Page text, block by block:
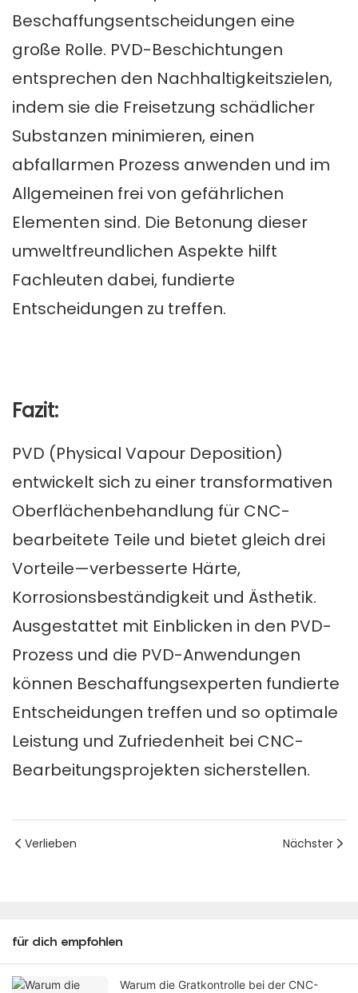
Beschaffungsentscheidungen eine
große Rolle. PVD-Beschichtungen
entsprechen den Nachhaltigkeitszielen,
indem sie die Freisetzung schädlicher
Substanzen minimieren, einen
abfallarmen Prozess anwenden und im
Allgemeinen frei von gefährlichen
Elementen sind. Die Betonung dieser
umweltfreundlichen Aspekte hilft
Fachleuten dabei, fundierte
Entscheidungen zu treffen.
Fazit:
PVD (Physical Vapour Deposition)
entwickelt sich zu einer transformativen
Oberflächenbehandlung für CNC-
bearbeitete Teile und bietet gleich drei
Vorteile—verbesserte Härte,
Korrosionsbeständigkeit und Ästhetik.
Ausgestattet mit Einblicken in den PVD-
Prozess und die PVD-Anwendungen
können Beschaffungsexperten fundierte
Entscheidungen treffen und so optimale
Leistung und Zufriedenheit bei CNC-
Bearbeitungsprojekten sicherstellen.
Verlieben Nächster
für dich empfohlen
Warum die Gratkontrolle bei der CNC-